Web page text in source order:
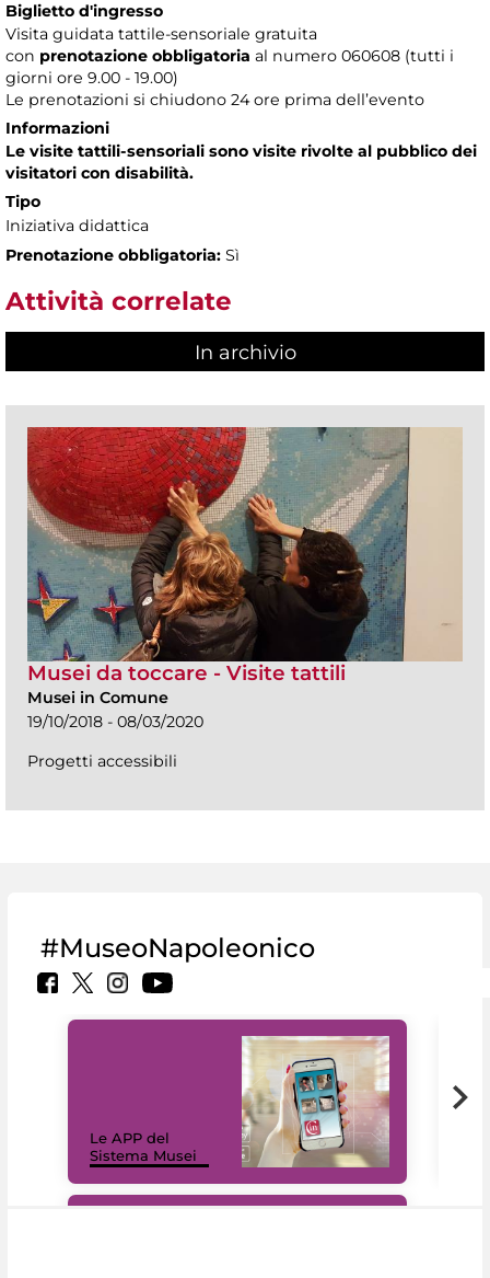
Biglietto d'ingresso
Visita guidata tattile-sensoriale gratuita
con prenotazione obbligatoria al numero 060608 (tutti i
giorni ore 9.00 - 19.00)
Le prenotazioni si chiudono 24 ore prima dell’evento
Informazioni
Le visite tattili-sensoriali sono visite rivolte al pubblico dei
visitatori con disabilità.
Tipo
Iniziativa didattica
Prenotazione obbligatoria: Sì
Attività correlate
In archivio
Musei da toccare - Visite tattili
Musei in Comune
19/10/2018 - 08/03/2020
Progetti accessibili
#MuseoNapoleonico
Le APP del
Sistema Musei